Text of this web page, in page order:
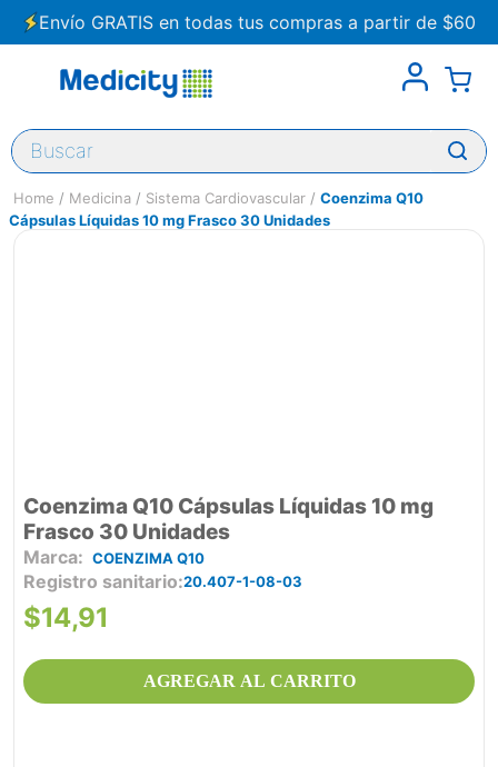
Envío GRATIS en todas tus compras a partir de $60
Buscar
Medicina Sistema Cardiovascular
Coenzima Q10
Cápsulas Líquidas 10 mg Frasco 30 Unidades
Coenzima Q10 Cápsulas Líquidas 10 mg
Frasco 30 Unidades
COENZIMA Q10
Registro sanitario 20.407-1-08-03
$14,91
AGREGAR AL CARRITO